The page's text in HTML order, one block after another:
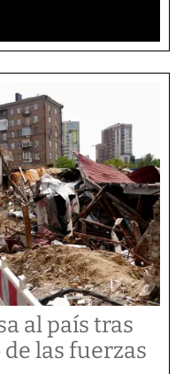
al país tras
las fuerzas